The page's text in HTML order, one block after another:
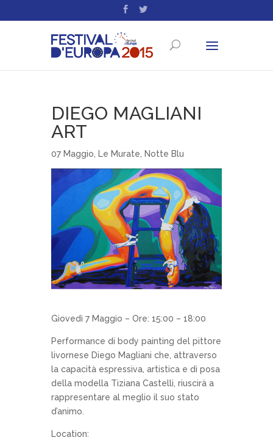
DIEGO MAGLIANI
ART
07 Maggio Le Murate Notte Blu
Giovedì 7 Maggio – Ore: 15:00 – 18:00
Performance di body painting del pittore
livornese Diego Magliani che, attraverso
la capacità espressiva, artistica e di posa
della modella Tiziana Castelli, riuscirà a
rappresentare al meglio il suo stato
d’animo.
Location: